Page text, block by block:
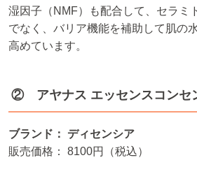
湿因子（NMF）も配合して、セラミ
でなく、バリア機能を補助して肌の
高めています。
② アヤナス エッセンスコンセ
ブランド： ディセンシア
販売価格： 8100円（税込）